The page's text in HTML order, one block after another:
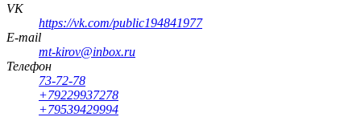
VK
https://vk.com/public194841977
E-mail
mt-kirov@inbox.ru
Телефон
73-72-78
+79229937278
+79539429994